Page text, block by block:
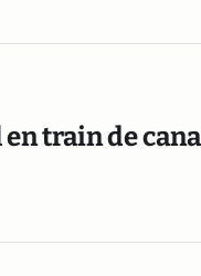
train de